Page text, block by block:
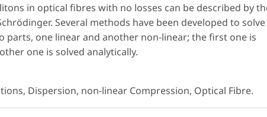
in optical fibres with no losses can be described by
Several methods have been developed to solve
parts, one linear and another non-linear; the first one is
one is solved analytically.
Dispersion, non-linear Compression, Optical Fibre.